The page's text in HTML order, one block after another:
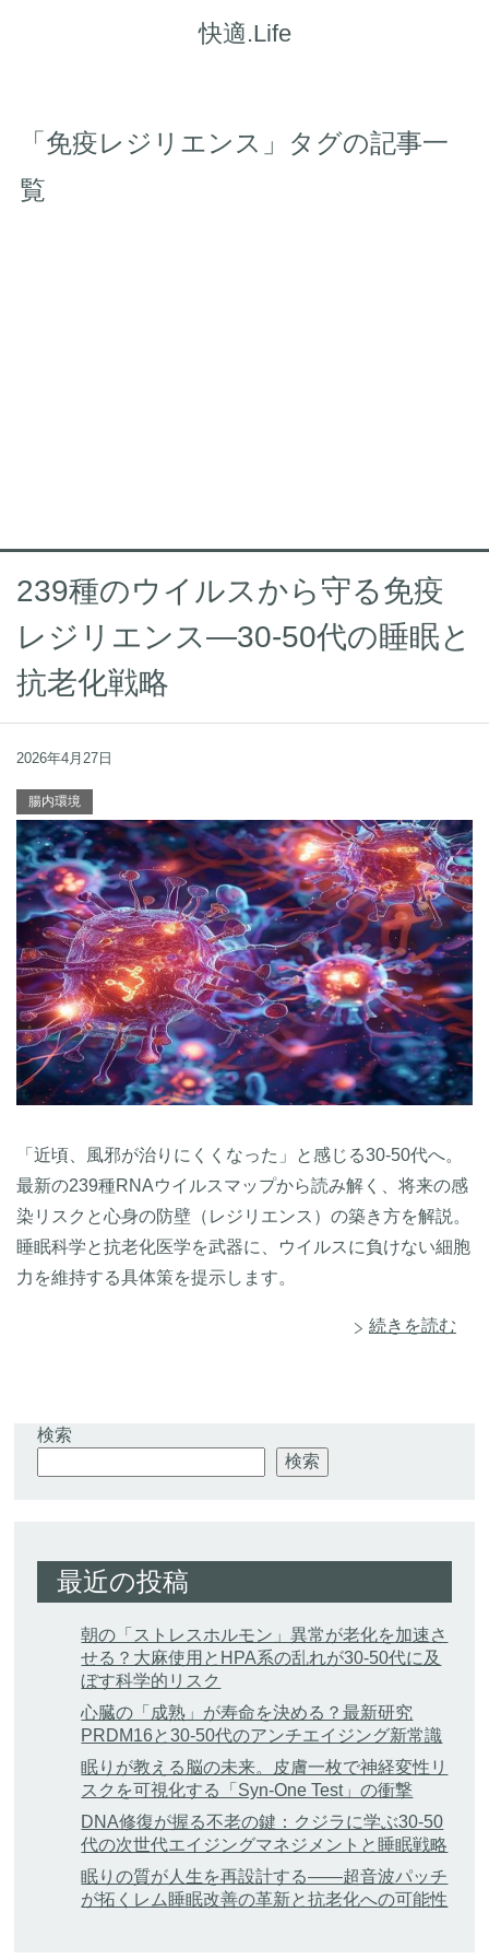
快適.Life
「免疫レジリエンス」タグの記事一
覧
239種のウイルスから守る免疫
レジリエンス—30-50代の睡眠と
抗老化戦略
2026年4月27日
腸内環境
「近頃、風邪が治りにくくなった」と感じる30-50代へ。
最新の239種RNAウイルスマップから読み解く、将来の感
染リスクと心身の防壁（レジリエンス）の築き方を解説。
睡眠科学と抗老化医学を武器に、ウイルスに負けない細胞
力を維持する具体策を提示します。
続きを読む
検索
検索
最近の投稿
朝の「ストレスホルモン」異常が老化を加速さ
せる？大麻使用とHPA系の乱れが30-50代に及
ぼす科学的リスク
心臓の「成熟」が寿命を決める？最新研究
PRDM16と30-50代のアンチエイジング新常識
眠りが教える脳の未来。皮膚一枚で神経変性リ
スクを可視化する「Syn-One Test」の衝撃
DNA修復が握る不老の鍵：クジラに学ぶ30-50
代の次世代エイジングマネジメントと睡眠戦略
眠りの質が人生を再設計する——超音波パッチ
が拓くレム睡眠改善の革新と抗老化への可能性